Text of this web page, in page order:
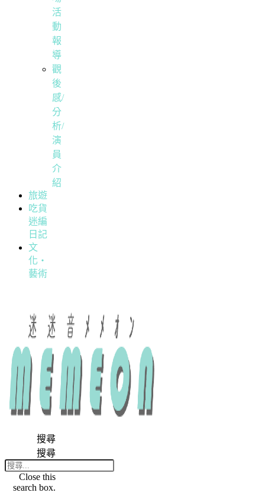
活
動
報
導
觀
後
感/
分
析/
演
員
介
紹
旅遊
吃貨
迷編
日記
文
化・
藝術
搜尋
搜尋
Close this
search box.